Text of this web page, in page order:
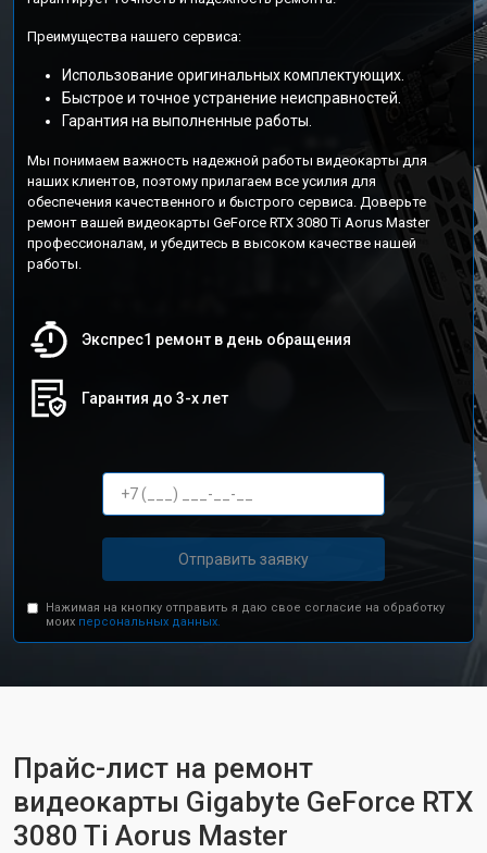
Преимущества нашего сервиса:
Использование оригинальных комплектующих.
Быстрое и точное устранение неисправностей.
Гарантия на выполненные работы.
Мы понимаем важность надежной работы видеокарты для
наших клиентов, поэтому прилагаем все усилия для
обеспечения качественного и быстрого сервиса. Доверьте
ремонт вашей видеокарты GeForce RTX 3080 Ti Aorus Master
профессионалам, и убедитесь в высоком качестве нашей
работы.
Экспрес1 ремонт в день обращения
Гарантия до 3-х лет
Отправить заявку
Нажимая на кнопку отправить я даю свое согласие на обработку
моих персональных данных.
Прайс-лист на ремонт
видеокарты Gigabyte GeForce RTX
3080 Ti Aorus Master